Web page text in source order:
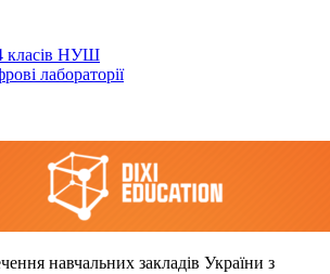
класів НУШ
лабораторії
навчальних закладів України
навчальних закладів України з